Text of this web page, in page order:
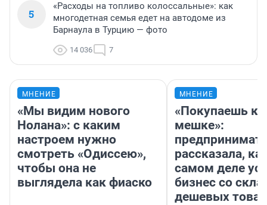
5
«Расходы на топливо колоссальные»: как
многодетная семья едет на автодоме из
Барнаула в Турцию — фото
14 036 7
МНЕНИЕ
«Мы видим нового
Нолана»: с каким
настроем нужно
смотреть «Одиссею»,
чтобы она не
выглядела как фиаско
МНЕНИЕ
«Покупаешь
мешке»:
рассказала,
самом деле
бизнес со
дешевых